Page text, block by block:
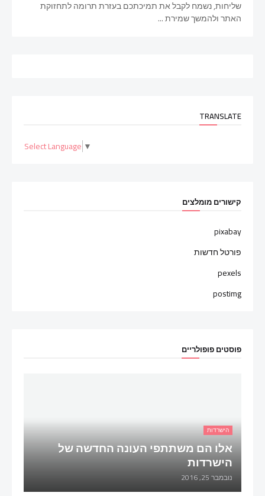
שליחות, נשמח לקבל את תמיכתכם בעזרת תרומה לתחזוקת
האתר ולהמשך שמירת ...
TRANSLATE
Select Language ▼
קישורים מומלצים
pixabay
פורטל חדשות
pexels
postimg
פוסטים פופולריים
הישרדות
אלו הם משתתפי העונה החדשה של
הישרדות
נובמבר 25, 2016